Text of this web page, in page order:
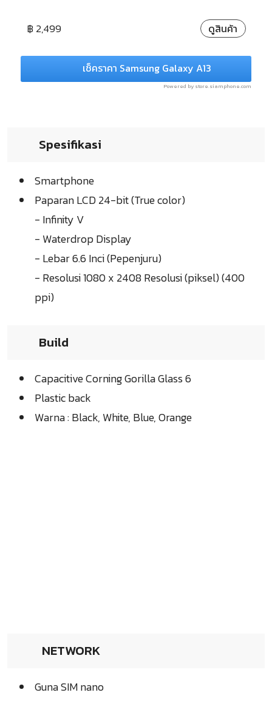
฿ 2,499 ดูสินค้า
เช็คราคา Samsung Galaxy A13
Powered by store.siamphone.com
Spesifikasi
Smartphone
Paparan LCD 24-bit (True color)
- Infinity V
- Waterdrop Display
- Lebar 6.6 Inci (Pepenjuru)
- Resolusi 1080 x 2408 Resolusi (piksel) (400
ppi)
Build
Capacitive Corning Gorilla Glass 6
Plastic back
Warna : Black, White, Blue, Orange
NETWORK
Guna SIM nano